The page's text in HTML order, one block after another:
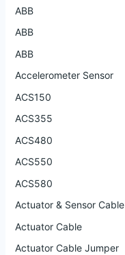
ABB
ABB
ABB
Accelerometer Sensor
ACS150
ACS355
ACS480
ACS550
ACS580
Actuator & Sensor Cable
Actuator Cable
Actuator Cable Jumper